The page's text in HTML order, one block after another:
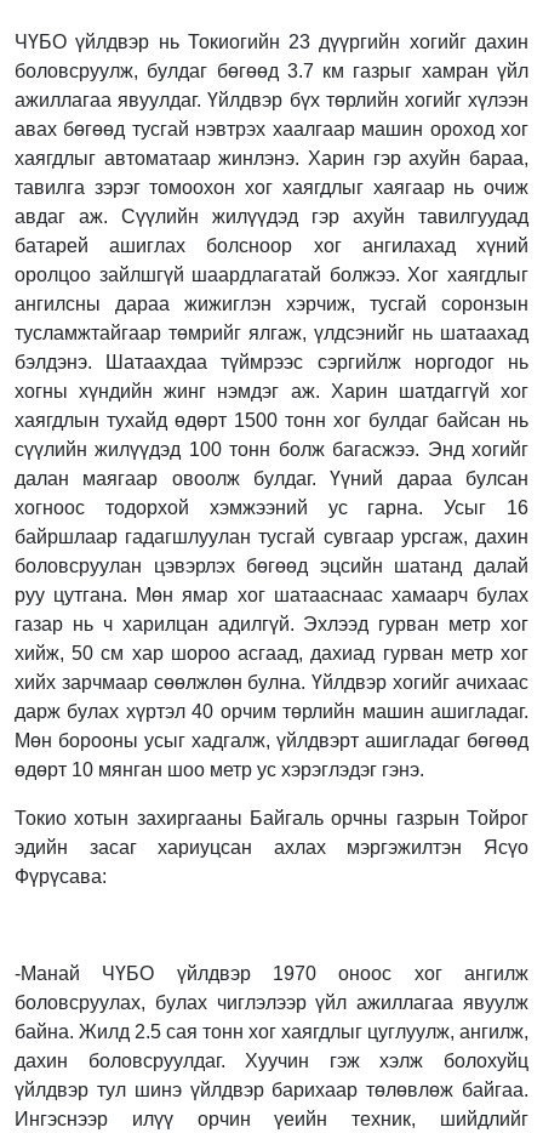
ЧҮБО үйлдвэр нь Токиогийн 23 дүүргийн хогийг дахин
боловсруулж, булдаг бөгөөд 3.7 км газрыг хамран үйл
ажиллагаа явуулдаг. Үйлдвэр бүх төрлийн хогийг хүлээн
авах бөгөөд тусгай нэвтрэх хаалгаар машин ороход хог
хаягдлыг автоматаар жинлэнэ. Харин гэр ахуйн бараа,
тавилга зэрэг томоохон хог хаягдлыг хаягаар нь очиж
авдаг аж. Сүүлийн жилүүдэд гэр ахуйн тавилгуудад
батарей ашиглах болсноор хог ангилахад хүний
оролцоо зайлшгүй шаардлагатай болжээ. Хог хаягдлыг
ангилсны дараа жижиглэн хэрчиж, тусгай соронзын
тусламжтайгаар төмрийг ялгаж, үлдсэнийг нь шатаахад
бэлдэнэ. Шатаахдаа түймрээс сэргийлж норгодог нь
хогны хүндийн жинг нэмдэг аж. Харин шатдаггүй хог
хаягдлын тухайд өдөрт 1500 тонн хог булдаг байсан нь
сүүлийн жилүүдэд 100 тонн болж багасжээ. Энд хогийг
далан маягаар овоолж булдаг. Үүний дараа булсан
хогноос тодорхой хэмжээний ус гарна. Усыг 16
байршлаар гадагшлуулан тусгай сувгаар урсгаж, дахин
боловсруулан цэвэрлэх бөгөөд эцсийн шатанд далай
руу цутгана. Мөн ямар хог шатааснаас хамаарч булах
газар нь ч харилцан адилгүй. Эхлээд гурван метр хог
хийж, 50 см хар шороо асгаад, дахиад гурван метр хог
хийх зарчмаар сөөлжлөн булна. Үйлдвэр хогийг ачихаас
дарж булах хүртэл 40 орчим төрлийн машин ашигладаг.
Мөн борооны усыг хадгалж, үйлдвэрт ашигладаг бөгөөд
өдөрт 10 мянган шоо метр ус хэрэглэдэг гэнэ.
Токио хотын захиргааны Байгаль орчны газрын Тойрог
эдийн засаг хариуцсан ахлах мэргэжилтэн Ясүо
Фүрүсава:
-Манай ЧҮБО үйлдвэр 1970 оноос хог ангилж
боловсруулах, булах чиглэлээр үйл ажиллагаа явуулж
байна. Жилд 2.5 сая тонн хог хаягдлыг цуглуулж, ангилж,
дахин боловсруулдаг. Хуучин гэж хэлж болохуйц
үйлдвэр тул шинэ үйлдвэр барихаар төлөвлөж байгаа.
Ингэснээр илүү орчин үеийн техник, шийдлийг